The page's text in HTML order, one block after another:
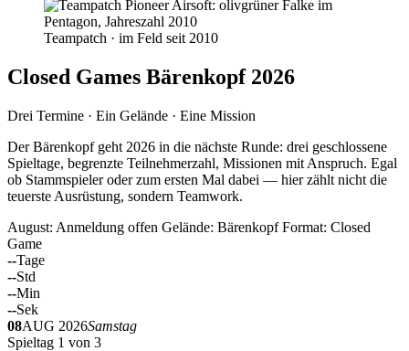
Teampatch · im Feld seit 2010
Closed Games Bärenkopf 2026
Drei Termine · Ein Gelände · Eine Mission
Der Bärenkopf geht 2026 in die nächste Runde: drei geschlossene
Spieltage, begrenzte Teilnehmerzahl, Missionen mit Anspruch. Egal
ob Stammspieler oder zum ersten Mal dabei — hier zählt nicht die
teuerste Ausrüstung, sondern Teamwork.
August: Anmeldung offen Gelände: Bärenkopf Format: Closed
Game
--Tage
--Std
--Min
--Sek
08AUG 2026Samstag
Spieltag 1 von 3